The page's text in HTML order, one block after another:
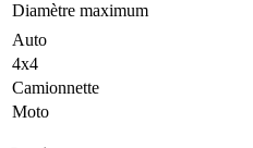
Diamètre maximum
Auto
4x4
Camionnette
Moto